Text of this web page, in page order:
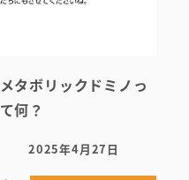
メタボリックドミノっ
て何？
投稿日
2025年4月27日